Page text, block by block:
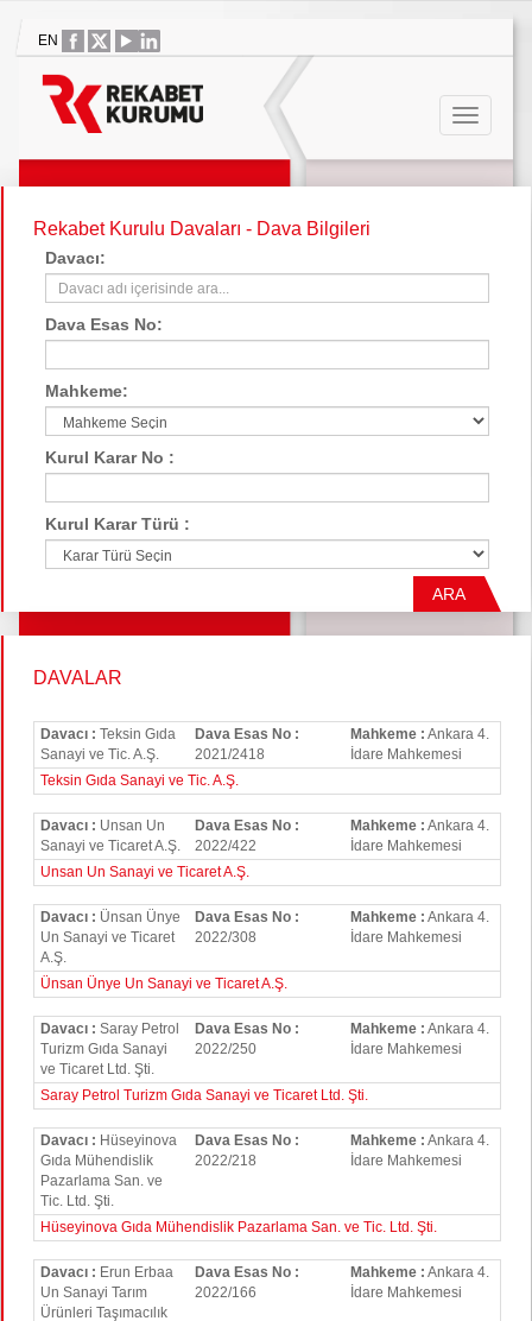
EN
Rekabet Kurulu Davaları - Dava Bilgileri
Davacı:
Dava Esas No:
Mahkeme:
Kurul Karar No :
Kurul Karar Türü :
ARA
DAVALAR
Davacı : Teksin Gıda
Sanayi ve Tic. A.Ş.
Dava Esas No :
2021/2418
Mahkeme : Ankara 4.
İdare Mahkemesi
Teksin Gıda Sanayi ve Tic. A.Ş.
Davacı : Unsan Un
Sanayi ve Ticaret A.Ş.
Dava Esas No :
2022/422
Mahkeme : Ankara 4.
İdare Mahkemesi
Unsan Un Sanayi ve Ticaret A.Ş.
Davacı : Ünsan Ünye
Un Sanayi ve Ticaret
A.Ş.
Dava Esas No :
2022/308
Mahkeme : Ankara 4.
İdare Mahkemesi
Ünsan Ünye Un Sanayi ve Ticaret A.Ş.
Davacı : Saray Petrol
Turizm Gıda Sanayi
ve Ticaret Ltd. Şti.
Dava Esas No :
2022/250
Mahkeme : Ankara 4.
İdare Mahkemesi
Saray Petrol Turizm Gıda Sanayi ve Ticaret Ltd. Şti.
Davacı : Hüseyinova
Gıda Mühendislik
Pazarlama San. ve
Tic. Ltd. Şti.
Dava Esas No :
2022/218
Mahkeme : Ankara 4.
İdare Mahkemesi
Hüseyinova Gıda Mühendislik Pazarlama San. ve Tic. Ltd. Şti.
Davacı : Erun Erbaa
Un Sanayi Tarım
Ürünleri Taşımacılık
Dava Esas No :
2022/166
Mahkeme : Ankara 4.
İdare Mahkemesi